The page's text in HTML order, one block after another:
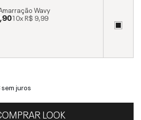
Wavy
10xR$ 9,99
sem juros
LOOK